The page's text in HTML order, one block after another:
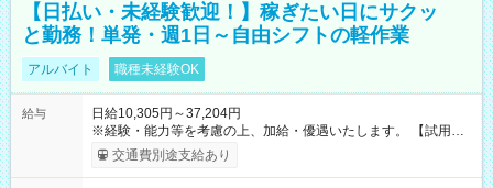
【日払い・未経験歓迎！】稼ぎたい日にサクッ
と勤務！単発・週1日～自由シフトの軽作業
アルバイト 職種未経験OK
給与
日給10,305円～37,204円
※経験・能力等を考慮の上、加給・優遇いたします。 【試用期
間】試用期間なし
交通費別途支給あり